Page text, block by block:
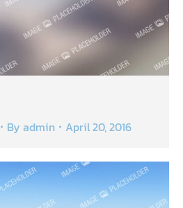
By admin April 20, 2016